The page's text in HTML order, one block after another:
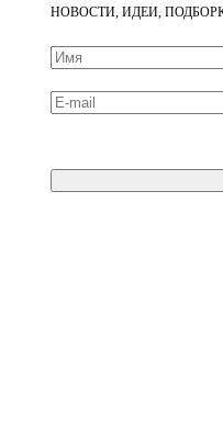
НОВОСТИ, ИДЕИ,